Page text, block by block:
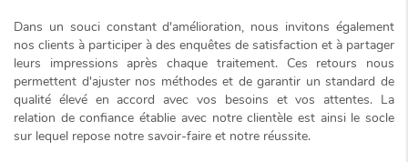
Dans un souci constant d'amélioration, nous invitons également
nos clients à participer à des enquêtes de satisfaction et à partager
leurs impressions après chaque traitement. Ces retours nous
permettent d'ajuster nos méthodes et de garantir un standard de
qualité élevé en accord avec vos besoins et vos attentes. La
relation de confiance établie avec notre clientèle est ainsi le socle
sur lequel repose notre savoir-faire et notre réussite.